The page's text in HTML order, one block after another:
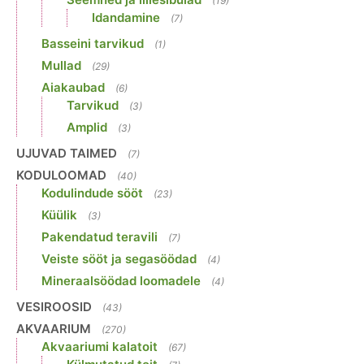
Idandamine (7)
Basseini tarvikud (1)
Mullad (29)
Aiakaubad (6)
Tarvikud (3)
Amplid (3)
UJUVAD TAIMED (7)
KODULOOMAD (40)
Kodulindude sööt (23)
Küülik (3)
Pakendatud teravili (7)
Veiste sööt ja segasöödad (4)
Mineraalsöödad loomadele (4)
VESIROOSID (43)
AKVAARIUM (270)
Akvaariumi kalatoit (67)